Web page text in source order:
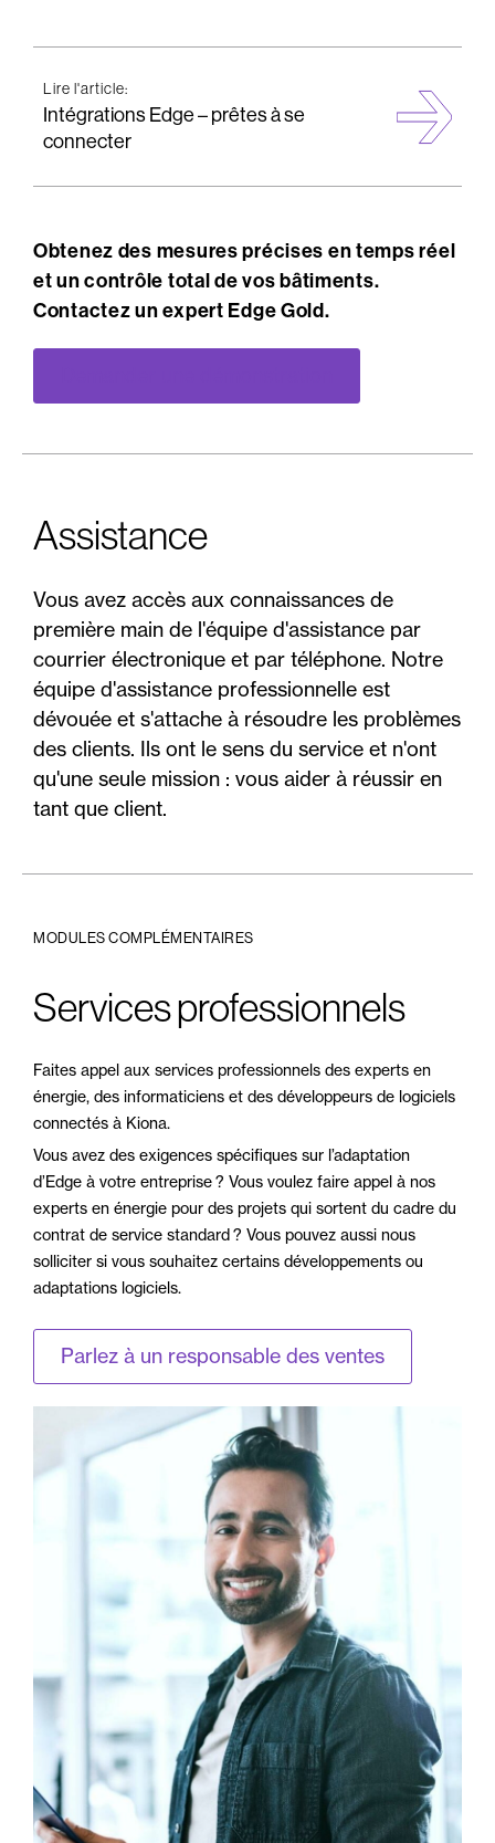
Lire l'article:
Intégrations Edge – prêtes à se
connecter
Obtenez des mesures précises en temps réel
et un contrôle total de vos bâtiments.
Contactez un expert Edge Gold.
Assistance
Vous avez accès aux connaissances de
première main de l'équipe d'assistance par
courrier électronique et par téléphone. Notre
équipe d'assistance professionnelle est
dévouée et s'attache à résoudre les problèmes
des clients. Ils ont le sens du service et n'ont
qu'une seule mission : vous aider à réussir en
tant que client.
MODULES COMPLÉMENTAIRES
Services professionnels
Faites appel aux services professionnels des experts en
énergie, des informaticiens et des développeurs de logiciels
connectés à Kiona.
Vous avez des exigences spécifiques sur l’adaptation
d’Edge à votre entreprise ? Vous voulez faire appel à nos
experts en énergie pour des projets qui sortent du cadre du
contrat de service standard ? Vous pouvez aussi nous
solliciter si vous souhaitez certains développements ou
adaptations logiciels.
Parlez à un responsable des ventes